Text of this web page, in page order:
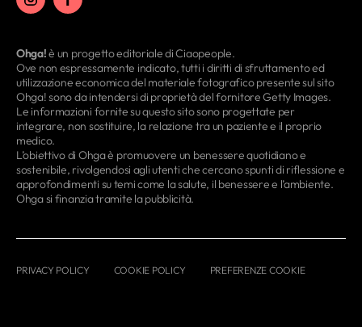
Ohga!è un progetto editoriale di Ciaopeople.
Ove non espressamente indicato, tutti i diritti di sfruttamento ed
utilizzazione economica del materiale fotografico presente sul sito
Ohga! sono da intendersi di proprietà del fornitore Getty Images.
Le informazioni fornite su questo sito sono progettate per
integrare, non sostituire, la relazione tra un paziente e il proprio
medico.
L’obiettivo di Ohga è promuovere un benessere quotidiano e
sostenibile, rivolgendosi agli utenti che cercano spunti di riflessione e
approfondimenti su temi come la salute, il benessere e l’ambiente.
Ohga si finanzia tramite la pubblicità.
PRIVACY POLICY COOKIE POLICY PREFERENZE COOKIE